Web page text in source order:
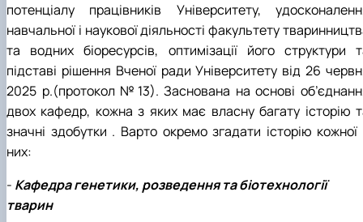
потенціалу працівників Університету,
навчальної і наукової діяльності факультету
та водних біоресурсів, оптимізації його структури
підставі рішення Вченої ради Університету від 26
2025 р.(протокол №13). Заснована на основі
двох кафедр, кожна з яких має власну багату історію
значні здобутки . Варто окремо згадати історію кожної
них:
- Кафедра генетики, розведення та біотехнології
тварин